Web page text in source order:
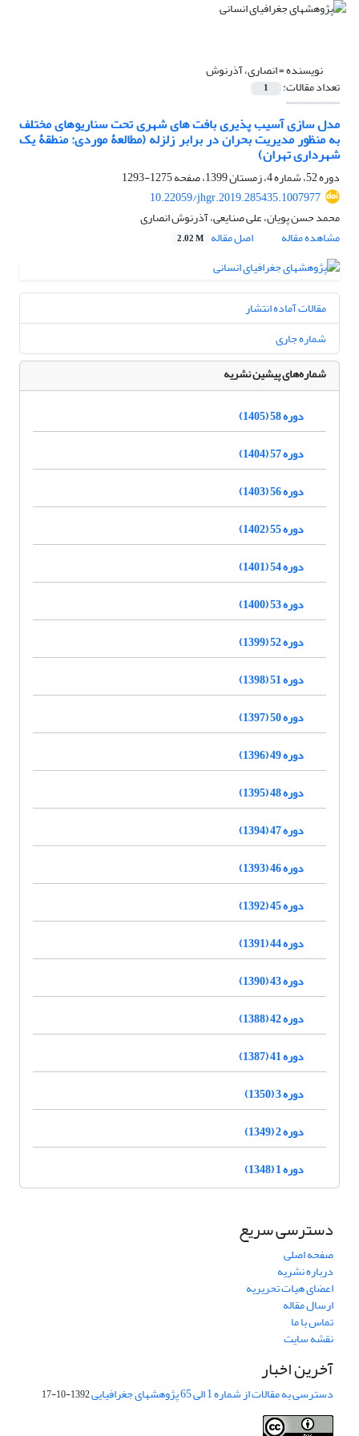
نویسنده =انصاری، آذرنوش
تعداد مقالات: 1
مدل ‏سازی آسیب‏ پذیری بافت‏ های شهری تحت سناریوهای مختلف
به‏ منظور مدیریت بحران در برابر زلزله (مطالعۀ موردی: منطقۀ یک
شهرداری تهران)
دوره 52، شماره 4، زمستان 1399، صفحه
1275-1293
10.22059/jhgr.2019.285435.1007977
محمد حسن پویان، علی صنایعی، آذرنوش انصاری
مشاهده مقاله
اصل مقاله 2.02 M
مقالات آماده انتشار
شماره جاری
شماره‌های پیشین نشریه
دوره 58 (1405)
دوره 57 (1404)
دوره 56 (1403)
دوره 55 (1402)
دوره 54 (1401)
دوره 53 (1400)
دوره 52 (1399)
دوره 51 (1398)
دوره 50 (1397)
دوره 49 (1396)
دوره 48 (1395)
دوره 47 (1394)
دوره 46 (1393)
دوره 45 (1392)
دوره 44 (1391)
دوره 43 (1390)
دوره 42 (1388)
دوره 41 (1387)
دوره 3 (1350)
دوره 2 (1349)
دوره 1 (1348)
دسترسی سریع
صفحه اصلی
درباره نشریه
اعضای هیات تحریریه
ارسال مقاله
تماس با ما
نقشه سایت
آخرین اخبار
دسترسی به مقالات از شماره 1 الی 65 پژوهشهای جغرافیایی 1392-10-17